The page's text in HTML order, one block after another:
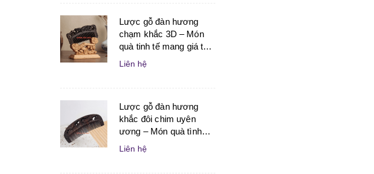
Lược gỗ đàn hương
chạm khắc 3D – Món
quà tinh tế mang giá trị
nghệ thuật và ý nghĩa
dành tặng người thân
Liên hệ
Lược gỗ đàn hương
khắc đôi chim uyên
ương – Món quà tình
yêu tinh tế dành cho
người yêu và vợ chồng
Liên hệ